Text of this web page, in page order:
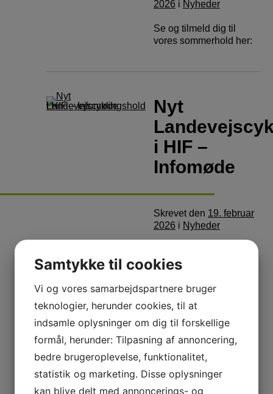
2026 i Nyheder
Se og tilmeld dig til
vores sommerhold her:
Nyt
i HIF –
Infomøde
Skrevetden 19. februar
2026 i Nyheder
venter! 🚴‍♂️🚴‍♀️
Forening (HIF) og
Nielsen inviterer alle
cykelentusiaster –
uanset niveau – til at
høre om vores nye
landevejscyklingshold.
Samtykke til cookies
Vi og vores samarbejdspartnere bruger
teknologier, herunder cookies, til at
indsamle oplysninger om dig til forskellige
formål, herunder: Tilpasning af annoncering,
bedre brugeroplevelse, funktionalitet,
statistik og marketing. Disse oplysninger
kan blive delt med annoncerings- og